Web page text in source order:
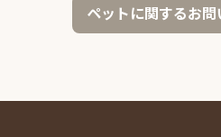
ペットに関するお